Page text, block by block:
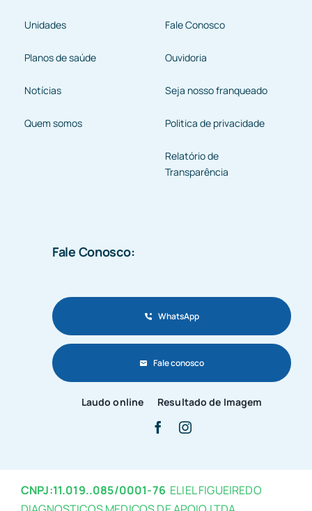
Unidades
Planos de saúde
Notícias
Quem somos
Fale Conosco
Ouvidoria
Seja nosso franqueado
Politica de privacidade
Relatório de
Transparência
Fale Conosco:
WhatsApp
Fale conosco
Laudo online Resultado de Imagem
CNPJ:11.019..085/0001-76 ELIEL FIGUEIREDO